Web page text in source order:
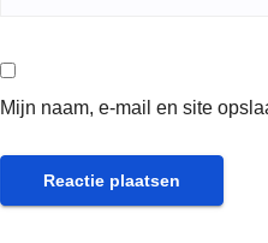
Mijn naam, e-mail en site